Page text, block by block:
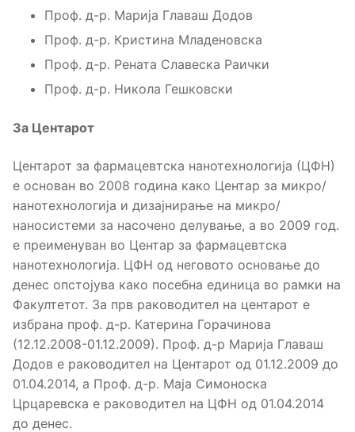
Проф. д-р. Марија Главаш Додов
Проф. д-р. Кристина Младеновска
Проф. д-р. Рената Славеска Раички
Проф. д-р. Никола Гешковски
За Центарот
Центарот за фармацевтска нанотехнологија (ЦФН)
е основан во 2008 година како Центар за микро/
нанотехнологија и дизајнирање на микро/
наносистеми за насочено делување, а во 2009 год.
е преименуван во Центар за фармацевтска
нанотехнологија. ЦФН од неговото основање до
денес опстојува како посебна единица во рамки на
Факултетот. За прв раководител на центарот е
избрана проф. д-р. Катерина Горачинова
(12.12.2008-01.12.2009). Проф. д-р Марија Главаш
Додов е раководител на Центарот од 01.12.2009 до
01.04.2014, а Проф. д-р. Маја Симоноска
Црцаревска е раководител на ЦФН од 01.04.2014
до денес.